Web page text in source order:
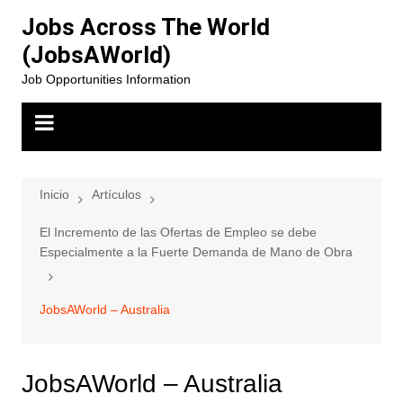
contenido
Jobs Across The World
(JobsAWorld)
Job Opportunities Information
Inicio Artículos
El Incremento de las Ofertas de Empleo se debe
Especialmente a la Fuerte Demanda de Mano de Obra
JobsAWorld – Australia
JobsAWorld – Australia